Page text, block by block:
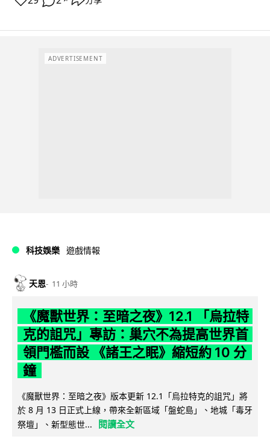
ADVERTISEMENT
科技娛樂 遊戲情報
天恩 11 小時
《魔獸世界：至暗之夜》12.1 「烏拉特
克的詛咒」專訪：巢穴不為提高世界首
領門檻而設 《諸王之眠》縮短約 10 分
鐘
《魔獸世界：至暗之夜》版本更新 12.1「烏拉特克的詛咒」將
於 8 月 13 日正式上線，帶來全新區域「盤蛇島」、地城「毒牙
祭壇」、新型態世...
閱讀全文